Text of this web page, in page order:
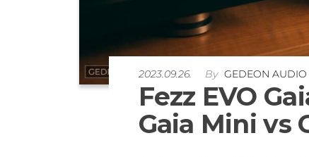
2023.09.26. By GEDEON AUDIO
Fezz EVO
Gaia Mini vs